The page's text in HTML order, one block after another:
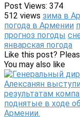
Post Views: 374
512 views зима в
погода в Армении
прогноз погоды
январская погода
Like this post?
You may also like